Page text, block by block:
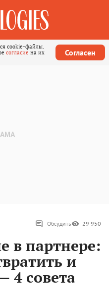
cookie-файлы.
согласие на их
Согласен
Обсудить 29 950
в партнере:
и
4 совета